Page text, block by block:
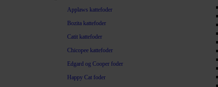
Applaws kattefoder
Bozita kattefoder
Catit kattefoder
Chicopee kattefoder
Edgard og Cooper foder
Happy Cat foder